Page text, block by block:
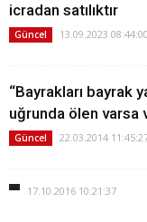
icradan satılıktır
Güncel 13.09.2023 08:44:00
“Bayrakları bayrak
uğrunda ölen varsa
Güncel 22.03.2014
17.10.2016 10:21:37